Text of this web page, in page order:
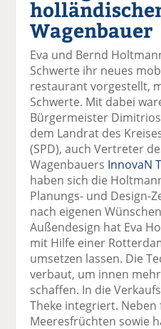
Wagenbauer
Eva und Bernd
Schwerte ihr neues
restaurant vorgestellt,
Schwerte. Mit dabei
Bürgermeister
dem Landrat des
(SPD), auch Vertreter
Wagenbauers InnovaN
haben sich die
Planungs- und Design-
nach eigenen
Außendesign hat Eva
mit Hilfe einer
umsetzen lassen. Die
verbaut, um innen
schaffen. In die
Theke integriert. Neben
Meeresfrüchten sowie